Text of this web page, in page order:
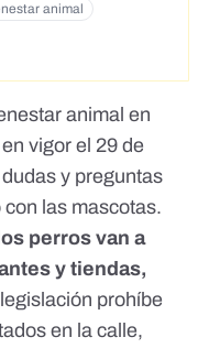
animal
animal en
vigor el 29 de
y preguntas
las mascotas.
perros van a
y tiendas,
prohíbe
en la calle,